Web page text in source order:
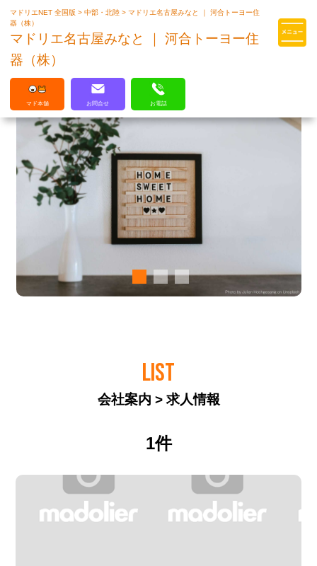
マドリエはLIXILの厳しい基準を
マドリエNET 全国版>中部・北陸>マドリエ名古屋みなと ｜ 河合トーヨー住
器（株）
マドリエ名古屋みなと ｜ 河合トーヨー住
器（株）
マド本舗 お問合せ お電話
LIST
会社案内 > 求人情報
1件